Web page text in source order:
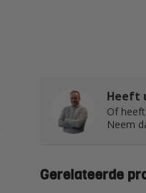
Heeft
Of
Neem
Gerelateerde